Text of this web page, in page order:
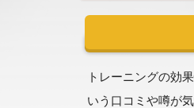
トレーニングの効
いう口コミや噂が